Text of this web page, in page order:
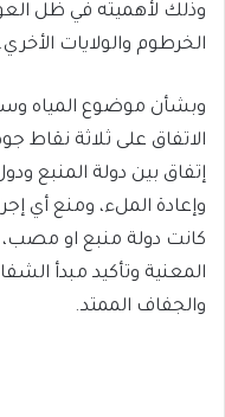
وذلك لأهميته في ظل
الخرطوم والولايات الأخري.
وبشأن موضوع المياه
الاتفاق على ثلاثة
إتفاق بين دولة المنبع
وإعادة الملء، ومنع أي
كانت دولة منبع او مصب،
المعنية وتأكيد مبدأ
والجفاف الممتد.